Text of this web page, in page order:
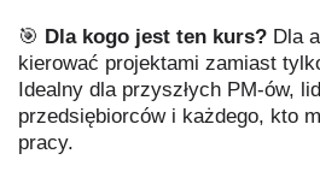
🎯 Dla kogo jest ten kurs? Dla
kierować projektami zamiast
Idealny dla przyszłych PM-ów,
przedsiębiorców i każdego, kto
pracy.